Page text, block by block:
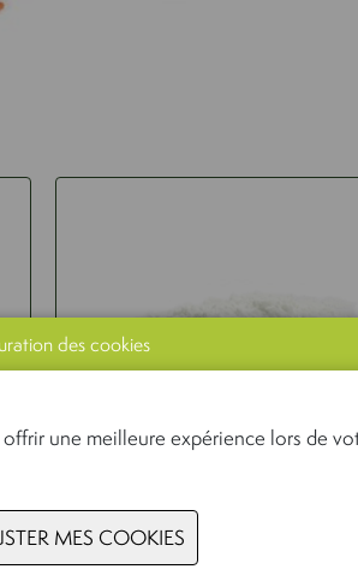
UPCYCLED NATIVE
POTATO STARCH
des cookies
une meilleure expérience lors de